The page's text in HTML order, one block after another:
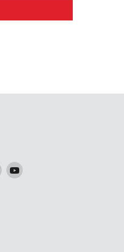
Encuéntrenos
Encuéntrenos